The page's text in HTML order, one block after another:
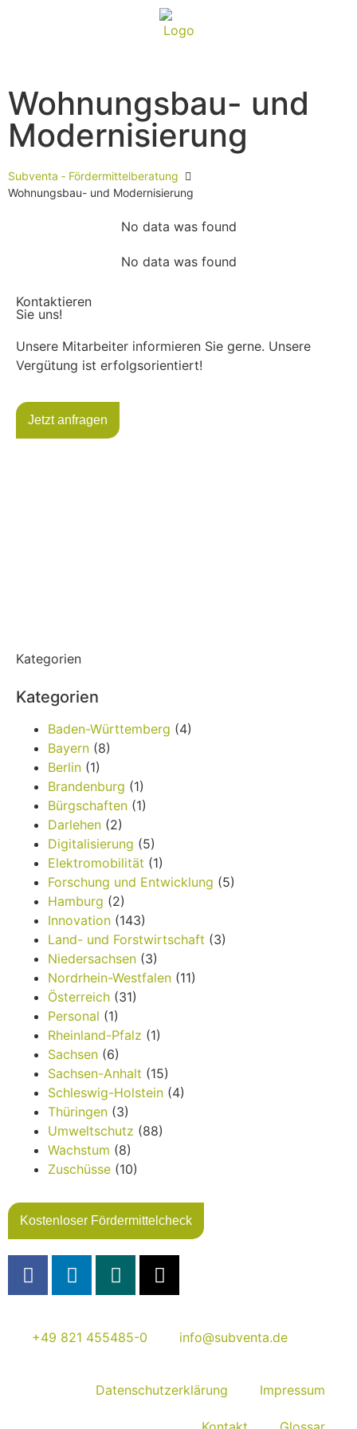
Wohnungsbau- und
Modernisierung
Subventa ‐ Fördermittelberatung
Wohnungsbau- und Modernisierung
No data was found
No data was found
Kontaktieren
Sie uns!
Unsere Mitarbeiter informieren Sie gerne. Unsere
Vergütung ist erfolgsorientiert!
Jetzt anfragen
Kategorien
Kategorien
Baden-Württemberg (4)
Bayern (8)
Berlin (1)
Brandenburg (1)
Bürgschaften (1)
Darlehen (2)
Digitalisierung (5)
Elektromobilität (1)
Forschung und Entwicklung (5)
Hamburg (2)
Innovation (143)
Land- und Forstwirtschaft (3)
Niedersachsen (3)
Nordrhein-Westfalen (11)
Österreich (31)
Personal (1)
Rheinland-Pfalz (1)
Sachsen (6)
Sachsen-Anhalt (15)
Schleswig-Holstein (4)
Thüringen (3)
Umweltschutz (88)
Wachstum (8)
Zuschüsse (10)
Kostenloser Fördermittelcheck
+49 821 455485-0 info@subventa.de
Datenschutzerklärung Impressum